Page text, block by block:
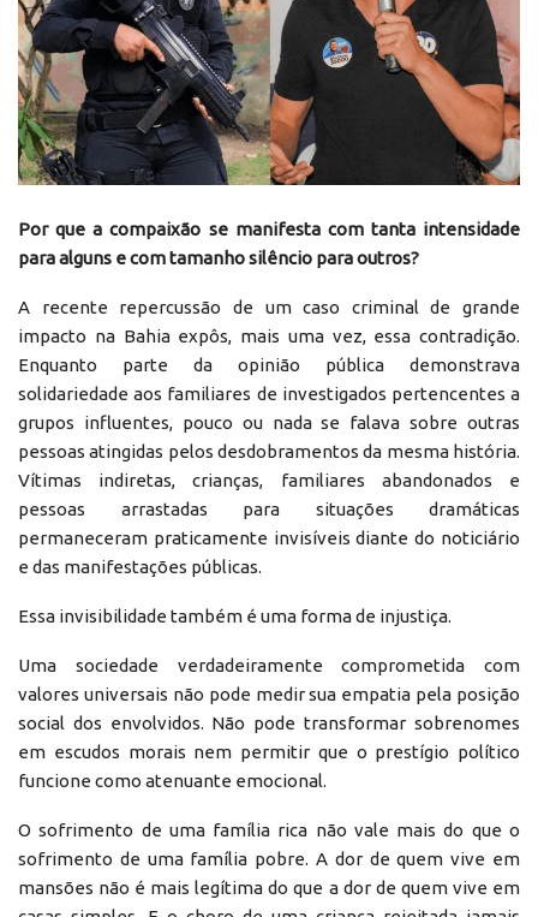
Por que a compaixão se manifesta com tanta intensidade
para alguns e com tamanho silêncio para outros?
A recente repercussão de um caso criminal de grande
impacto na Bahia expôs, mais uma vez, essa contradição.
Enquanto parte da opinião pública demonstrava
solidariedade aos familiares de investigados pertencentes a
grupos influentes, pouco ou nada se falava sobre outras
pessoas atingidas pelos desdobramentos da mesma história.
Vítimas indiretas, crianças, familiares abandonados e
pessoas arrastadas para situações dramáticas
permaneceram praticamente invisíveis diante do noticiário
e das manifestações públicas.
Essa invisibilidade também é uma forma de injustiça.
Uma sociedade verdadeiramente comprometida com
valores universais não pode medir sua empatia pela posição
social dos envolvidos. Não pode transformar sobrenomes
em escudos morais nem permitir que o prestígio político
funcione como atenuante emocional.
O sofrimento de uma família rica não vale mais do que o
sofrimento de uma família pobre. A dor de quem vive em
mansões não é mais legítima do que a dor de quem vive em